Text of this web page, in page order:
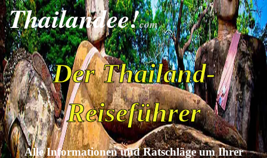
Thailandee!com
Der Thailand-
Reiseführer
Alle Informationen und Ratschläge um Ihrer